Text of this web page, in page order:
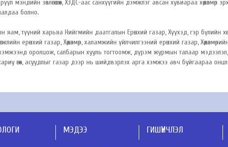
мэндийн зөвлөгөө өгөх, ХЭДС-аас санхүүгийн дэмжлэг авсан хувиараа хөдөлмөр
болно.
яам, түүний харьяа Нийгмийн даатгалын Ерөнхий газар, Хүүхэд, гэр бүлийн
ерөнхий газар, Хөдөлмөр, халамжийн үйлчилгээний ерөнхий газар,
оролцож, салбарын хууль тогтоомж, дүрэм журмын талаар мэдээлэл,
хариу өгөх, асуудлыг газар дээр нь шийдвэрлэх арга хэмжээ авч буйгаараа
МЭДЭЭ ГИШҮҮНЧЛЭЛ